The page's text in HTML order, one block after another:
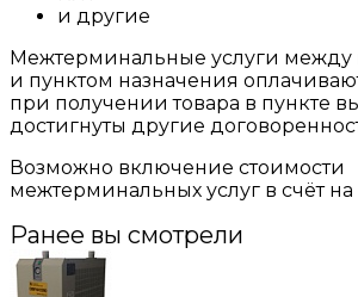
и другие
Межтерминальные услуги между
и пунктом назначения
при получении товара в пункте
достигнуты другие
Возможно включение стоимости
межтерминальных услуг в счёт на
Ранее вы смотрели